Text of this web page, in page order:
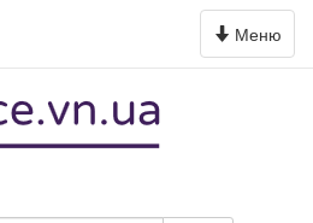
Toggle
navigation
Меню